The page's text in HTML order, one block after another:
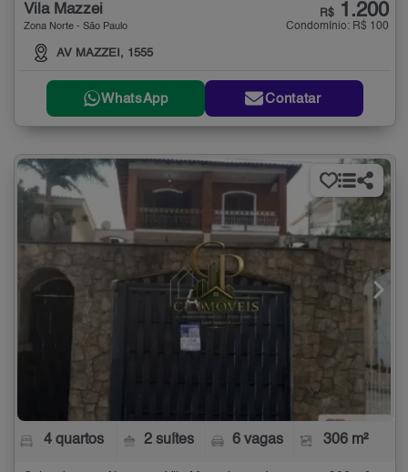
Vila Mazzei
Zona Norte - São Paulo
AV MAZZEI, 1555
R$ 1.200
Condomínio: R$ 100
WhatsApp Contatar
4 quartos 2 suítes 6 vagas 306 m²